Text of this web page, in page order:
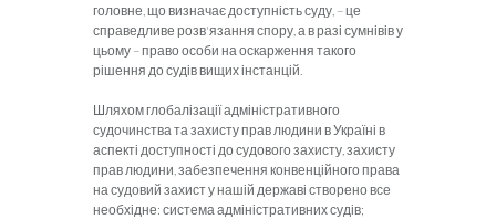
головне, що визначає доступність суду, – це
справедливе розв'язання спору, а в разі сумнівів у
цьому – право особи на оскарження такого
рішення до судів вищих інстанцій.
Шляхом глобалізації адміністративного
судочинства та захисту прав людини в Україні в
аспекті доступності до судового захисту, захисту
прав людини, забезпечення конвенційного права
на судовий захист у нашій державі створено все
необхідне: система адміністративних судів;